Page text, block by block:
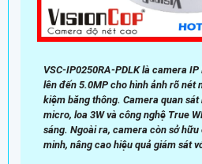
VSC-IP0250RA-PDLK là camera
lên đến 5.0MP cho hình ảnh rõ nét
kiệm băng thông. Camera quan sát
micro, loa 3W và công nghệ True
sáng. Ngoài ra, camera còn sở
minh, nâng cao hiệu quả giám sát